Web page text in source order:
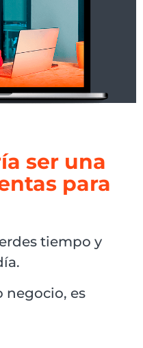
ser una
para
tiempo y
negocio, es